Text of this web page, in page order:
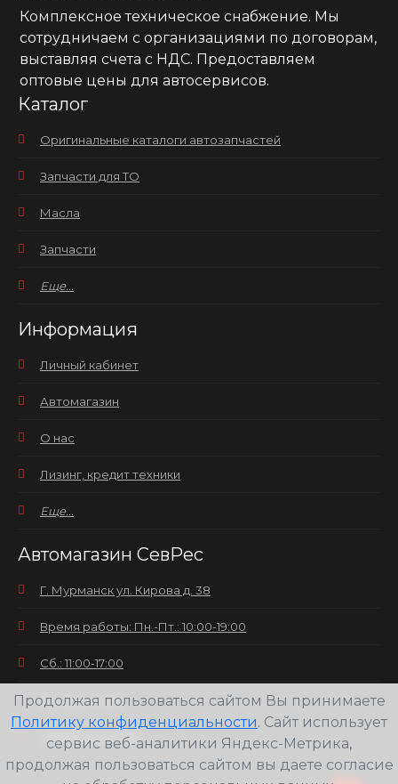
Комплексное техническое снабжение. Мы
сотрудничаем с организациями по договорам,
выставляя счета с НДС. Предоставляем
оптовые цены для автосервисов.
Каталог
Оригинальные каталоги автозапчастей
Запчасти для ТО
Масла
Запчасти
Еще...
Информация
Личный кабинет
Автомагазин
О нас
Лизинг, кредит техники
Еще...
Автомагазин СевРес
Г. Мурманск ул. Кирова д. 38
Время работы: Пн.-Пт.: 10:00-19:00
Сб.: 11:00-17:00
Вс.: выходной
+7(8152) 25-30-58
Продолжая пользоваться сайтом Вы принимаете
Политику конфиденциальности. Сайт использует
сервис веб-аналитики Яндекс-Метрика,
продолжая пользоваться сайтом вы даете согласие